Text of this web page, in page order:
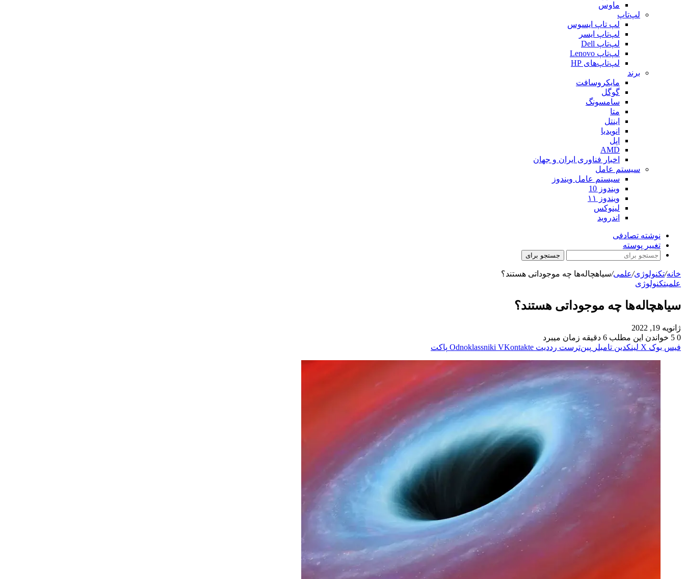
ماوس
لپ‌تاپ
لپ تاپ ایسوس
لپ‌تاپ ایسر
لپ‌تاپ Dell
لپ‌تاپ Lenovo
لپ‌تاپ‌های HP
برند
مایکروسافت
گوگل
سامسونگ
متا
اینتل
انویدیا
اپل
AMD
اخبار فناوری ایران و جهان
سیستم عامل
سیستم عامل ویندوز
ویندوز 10
ویندوز ۱۱
لینوکس
اندروید
نوشته تصادفی
تغییر پوسته
جستجو برای
خانه/تکنولوژی/علمی/سیاهچاله‌ها چه موجوداتی هستند؟
علمیتکنولوژی
سیاهچاله‌ها چه موجوداتی هستند؟
ژانویه 19, 2022
0
خواندن این مطلب 6 دقیقه زمان میبرد
فیس بوک X لینکدین ‫تامبلر ‫پین‌ترست ‫رددیت ‫VKontakte
‫Odnoklassniki پاکت